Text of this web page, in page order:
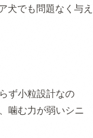
犬でも問題なく与え
ず小粒設計なの
噛む力が弱いシニ